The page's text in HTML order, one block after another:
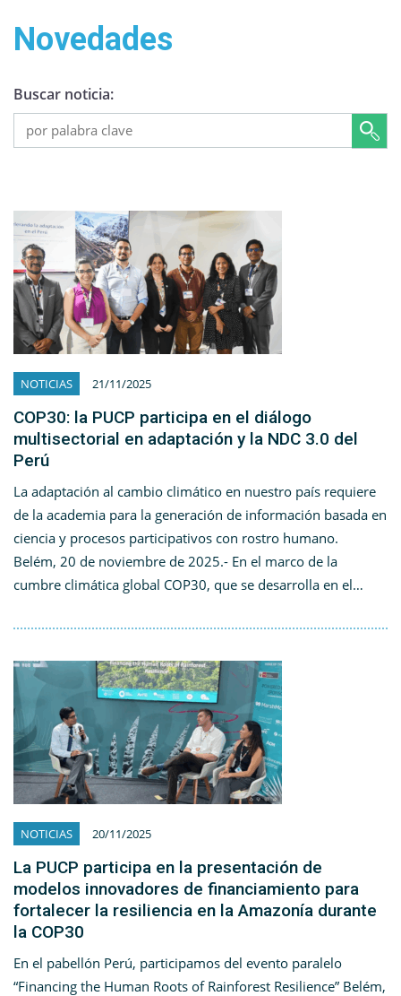
Novedades
Buscar noticia:
NOTICIAS 21/11/2025
COP30: la PUCP participa en el diálogo
multisectorial en adaptación y la NDC 3.0 del
Perú
La adaptación al cambio climático en nuestro país requiere
de la academia para la generación de información basada en
ciencia y procesos participativos con rostro humano.
Belém, 20 de noviembre de 2025.- En el marco de la
cumbre climática global COP30, que se desarrolla en el…
NOTICIAS 20/11/2025
La PUCP participa en la presentación de
modelos innovadores de financiamiento para
fortalecer la resiliencia en la Amazonía durante
la COP30
En el pabellón Perú, participamos del evento paralelo
“Financing the Human Roots of Rainforest Resilience” Belém,